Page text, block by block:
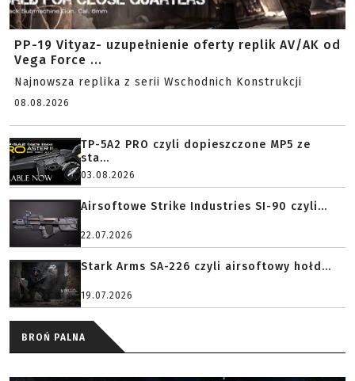
PP-19 Vityaz- uzupełnienie oferty replik AV/AK od
Vega Force ...
Najnowsza replika z serii Wschodnich Konstrukcji
08.08.2026
TP-5A2 PRO czyli dopieszczone MP5 ze
sta...
03.08.2026
Airsoftowe Strike Industries SI-90 czyli...
22.07.2026
Stark Arms SA-226 czyli airsoftowy hołd...
19.07.2026
BROŃ PALNA